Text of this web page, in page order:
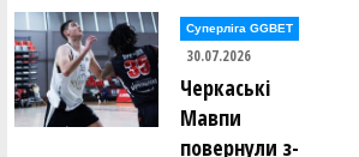
Даниїл Овчаренко (ШАМАНИ (Київ))
Денис Овчарук (БРОДЯГИ (Київ))
Дмитро Очеретнюк (БРОДЯГИ (Київ))
Суперліга GGBET
30.07.2026
Черкаські
Мавпи
повернули з-